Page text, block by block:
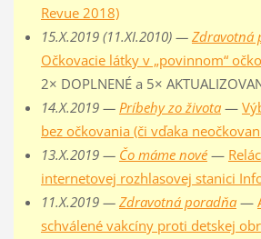
Revue 2018)
15.X.2019 (11.XI.2010) — Zdravotná
Očkovacie látky v „povinnom“
2× DOPLNENÉ a 5×
14.X.2019 — Príbehy zo života—
bez očkovania (či vďaka
13.X.2019 — Čo máme nové—
internetovej rozhlasovej stanici
11.X.2019 — Zdravotná poradňa—
schválené vakcíny proti detskej